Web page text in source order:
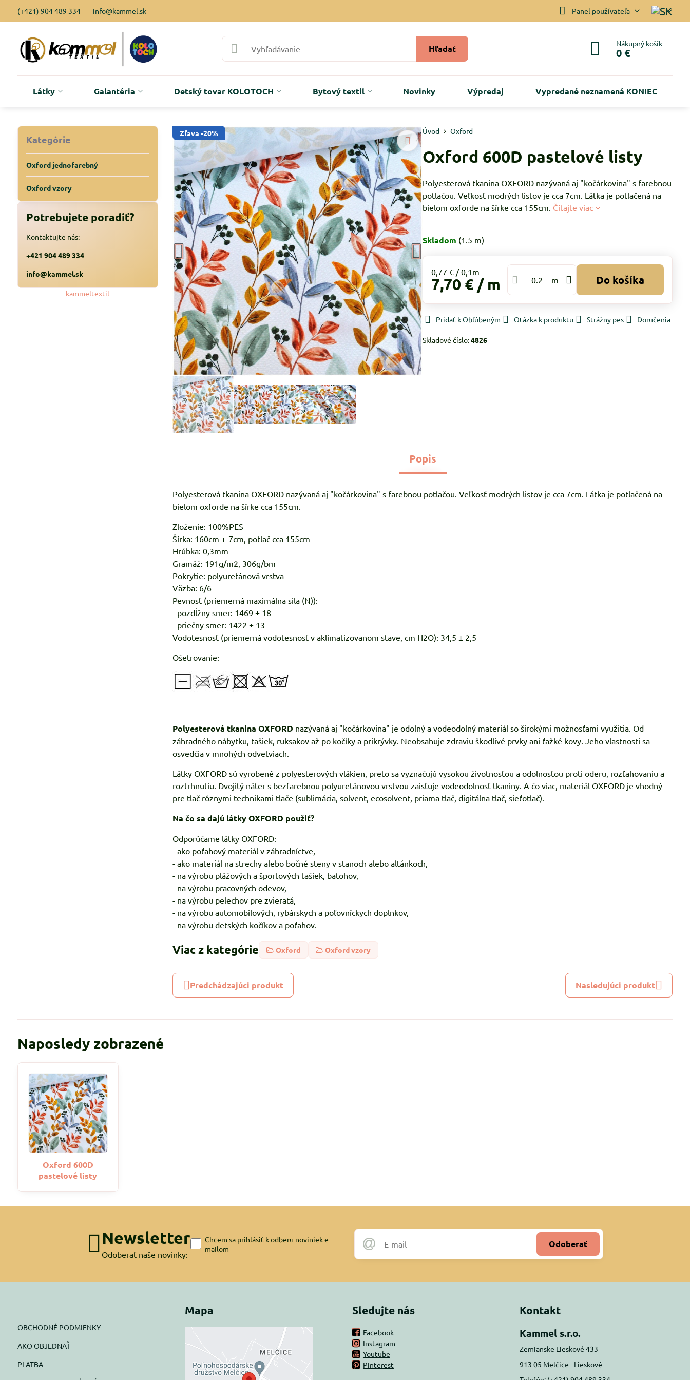
(+421) 904 489 334 info@kammel.sk Panel používateľa
Hľadať Nákupný košík
0 €
Látky Galantéria Detský tovar KOLOTOCH Bytový textil Novinky Výpredaj Vypredané neznamená KONIEC
Zľava -20% Úvod Oxford
Oxford 600D pastelové listy
Polyesterová tkanina OXFORD nazývaná aj "kočárkovina" s farebnou
potlačou. Veľkosť modrých listov je cca 7cm. Látka je potlačená na
bielom oxforde na šírke cca 155cm. Čítajte viac
Skladom (1.5 m)
0,77 €
7,70 € / m m Do košíka
Pridať k Obľúbeným Otázka k produktu Strážny pes Doručenia
Skladové číslo:4826
Popis
Polyesterová tkanina OXFORD nazývaná aj "kočárkovina" s farebnou potlačou. Veľkosť modrých listov je cca 7cm. Látka je potlačená na
bielom oxforde na šírke cca 155cm.
Zloženie: 100%PES
Šírka: 160cm +-7cm, potlač cca 155cm
Hrúbka: 0,3mm
Gramáž: 191g/m2, 306g/bm
Pokrytie: polyuretánová vrstva
Väzba: 6/6
Pevnosť (priemerná maximálna sila (N)):
- pozdĺžny smer: 1469 ± 18
- priečny smer: 1422 ± 13
Vodotesnosť (priemerná vodotesnosť v aklimatizovanom stave, cm H2O): 34,5 ± 2,5
Ošetrovanie:
Polyesterová tkanina OXFORD nazývaná aj "kočárkovina" je odolný a vodeodolný materiál so širokými možnosťami využitia. Od
záhradného nábytku, tašiek, ruksakov až po kočíky a prikrývky. Neobsahuje zdraviu škodlivé prvky ani ťažké kovy. Jeho vlastnosti sa
osvedčia v mnohých odvetviach.
Látky OXFORD sú vyrobené z polyesterových vlákien, preto sa vyznačujú vysokou životnosťou a odolnosťou proti oderu, rozťahovaniu a
roztrhnutiu. Dvojitý náter s bezfarebnou polyuretánovou vrstvou zaisťuje vodeodolnosť tkaniny. A čo viac, materiál OXFORD je vhodný
pre tlač rôznymi technikami tlače (sublimácia, solvent, ecosolvent, priama tlač, digitálna tlač, sieťotlač).
Na čo sa dajú látky OXFORD použiť?
Odporúčame látky OXFORD:
- ako poťahový materiál v záhradníctve,
- ako materiál na strechy alebo bočné steny v stanoch alebo altánkoch,
- na výrobu plážových a športových tašiek, batohov,
- na výrobu pracovných odevov,
- na výrobu pelechov pre zvieratá,
- na výrobu automobilových, rybárskych a poľovníckych doplnkov,
- na výrobu detských kočíkov a poťahov.
Viac z kategórie Oxford Oxford vzory
Predchádzajúci produkt Nasledujúci produkt
Kategórie
Oxford jednofarebný
Oxford vzory
Potrebujete poradiť?
Kontaktujte nás:
+421 904 489 334
info@kammel.sk
kammeltextil
Naposledy zobrazené
Oxford 600D
pastelové listy
Newsletter
Odoberať naše novinky:
Odoberať
Chcem sa prihlásiť k odberu noviniek e-
mailom
OBCHODNÉ PODMIENKY
AKO OBJEDNAŤ
PLATBA
Mapa
Externý obsah je
blokovaný Voľbami
Sledujte nás
Facebook
Instagram
Youtube
Pinterest
Kontakt
Kammel s.r.o.
Zemianske Lieskové 433
913 05 Melčice - Lieskové